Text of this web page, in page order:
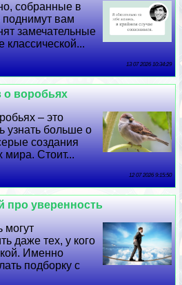
собранные в
поднимут вам
замечательные
13 07 2026 10:34:29
о воробьях
– это
узнать больше о
создания
мира. Стоит...
12 07 2026 9:15:50
про уверенность
могут
даже тех, у кого
Именно
подборку с